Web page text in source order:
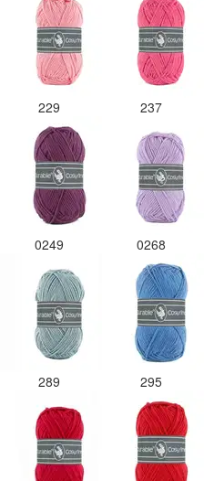
229 237
0249 0268
289 295